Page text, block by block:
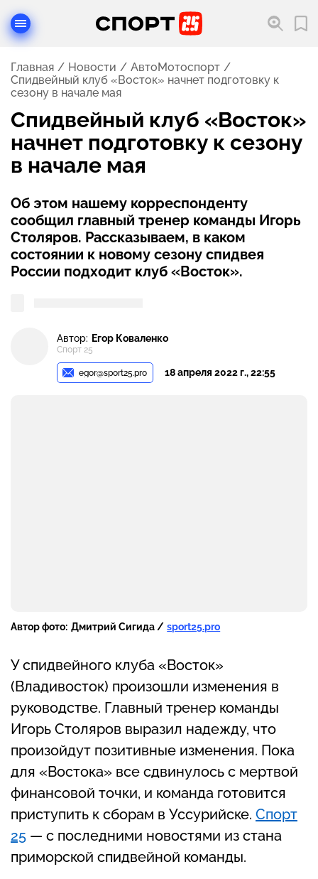
Главная Новости
АвтоМотоспорт
Спидвейный клуб «Восток» начнет подготовку к
сезону в начале мая
Спидвейный клуб «Восток»
начнет подготовку к сезону
в начале мая
Об этом нашему корреспонденту
сообщил главный тренер команды Игорь
Столяров. Рассказываем, в каком
состоянии к новому сезону спидвея
России подходит клуб «Восток».
Автор: Егор Коваленко
Спорт 25
egor@sport25.pro 18 апреля 2022 г., 22:55
Автор фото: Дмитрий Сигида / sport25.pro
У спидвейного клуба «Восток»
(Владивосток) произошли изменения в
руководстве. Главный тренер команды
Игорь Столяров выразил надежду, что
произойдут позитивные изменения. Пока
для «Востока» все сдвинулось с мертвой
финансовой точки, и команда готовится
приступить к сборам в Уссурийске. Спорт
25 — с последними новостями из стана
приморской спидвейной команды.